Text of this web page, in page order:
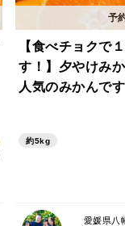
【食べチョクで
す！】夕やけみ
人気のみかんです
約5kg
愛媛県八